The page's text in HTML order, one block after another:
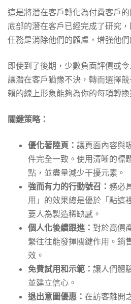
這是將潛在客戶轉化為付費客戶
底部的潛在客戶已經完成了研究
任務是消除他們的顧慮，增強他們
即使到了後期，少數負面評價或
讓潛在客戶猶豫不決，轉而選擇
賴的線上形象能夠為你的每項轉換
關鍵策略：
優化著陸頁： 讓頁面內容與
件完全一致。使用清晰的標
點，並盡量減少干擾元素。
強而有力的行動號召： 務必
用」的效果總是優於「點這
要人為製造稀缺感。
個人化後續跟進： 對於高價
繫往往能發揮關鍵作用。銷
效。
免費試用和示範： 讓人們體
並建立信心。
退出意圖優惠： 在訪客離開